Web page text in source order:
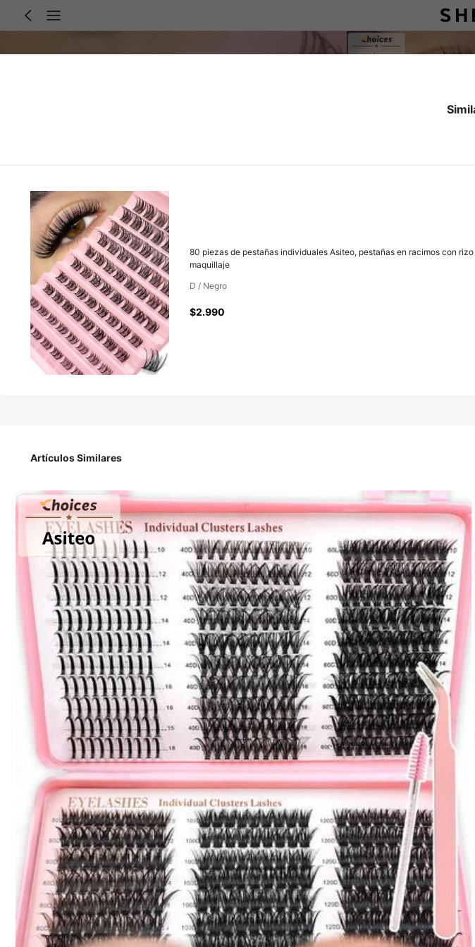
Rizado De Pestañas
D
Color
Negro
Cantidad:
Envío a Chile
Envío gratis(Pedidos ≥ $24.990)
Entrega estimada:5-10 Días laborables
Devoluciones gratuitas
80 piezas de pestañas individuales Asiteo, pestañas en racimos con
maquillaje
D / Negro
$2.990
Artículos Similares